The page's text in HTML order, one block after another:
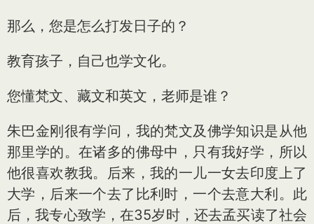
那么，您是怎么打发日子的？
教育孩子，自己也学文化。
您懂梵文、藏文和英文，老师是谁？
朱巴金刚很有学问，我的梵文及佛学知识是从他
那里学的。在诸多的佛母中，只有我好学，所以
他很喜欢教我。后来，我的一儿一女去印度上了
大学，后来一个去了比利时，一个去意大利。此
后，我专心致学，在35岁时，还去孟买读了社会